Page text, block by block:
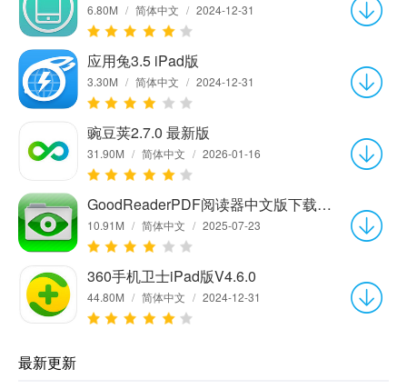
6.80M / 简体中文 / 2024-12-31
应用兔3.5 iPad版
3.30M / 简体中文 / 2024-12-31
豌豆荚2.7.0 最新版
31.90M / 简体中文 / 2026-01-16
GoodReaderPDF阅读器中文版下载v3.17.0
10.91M / 简体中文 / 2025-07-23
360手机卫士iPad版V4.6.0
44.80M / 简体中文 / 2024-12-31
最新更新